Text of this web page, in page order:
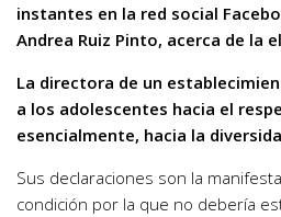
instantes en la red social
Andrea Ruiz Pinto, acerca de la
La directora de un
a los adolescentes hacia el
esencialmente, hacia la
Sus declaraciones son la
condición por la que no debería